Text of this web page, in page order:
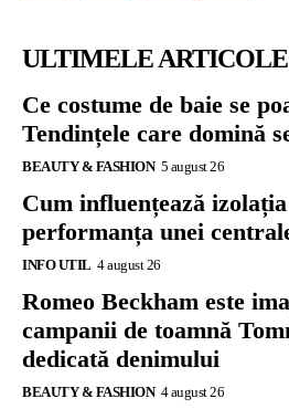
ULTIMELE ARTICOLE
Ce costume de baie se
Tendințele care domină
BEAUTY & FASHION 5 august 26
Cum influențează
performanța unei
INFO UTIL 4 august 26
Romeo Beckham este
campanii de toamnă
dedicată denimului
BEAUTY & FASHION 4 august 26